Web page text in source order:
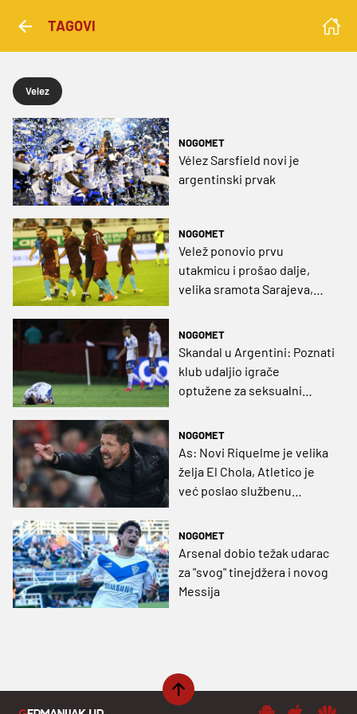
TAGOVI
Velez
NOGOMET
Vélez Sarsfield novi je
argentinski prvak
NOGOMET
Velež ponovio prvu
utakmicu i prošao dalje,
velika sramota Sarajeva,
NOGOMET
Skandal u Argentini: Poznati
klub udaljio igrače
optužene za seksualni
NOGOMET
As: Novi Riquelme je velika
želja El Chola, Atletico je
već poslao službenu
NOGOMET
Arsenal dobio težak udarac
za "svog" tinejdžera i novog
Messija